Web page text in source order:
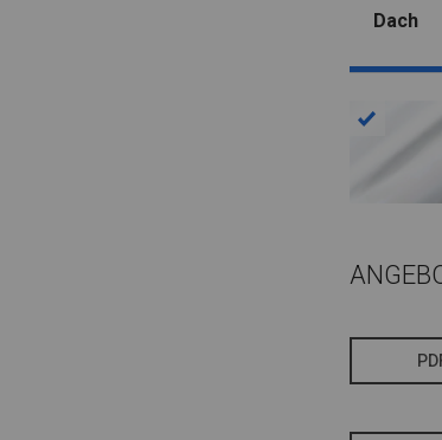
Dach